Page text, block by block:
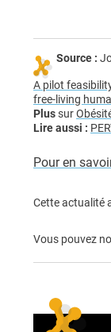
Source :
A pilot
free-living
Plussur
Lire aussi :
Pour en
Cette actualité
Vous pouvez